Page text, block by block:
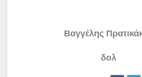
Βαγγέλης
δολ